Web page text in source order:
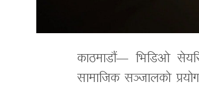
काठमाडौं— भिडिओ
सामाजिक सञ्जालको